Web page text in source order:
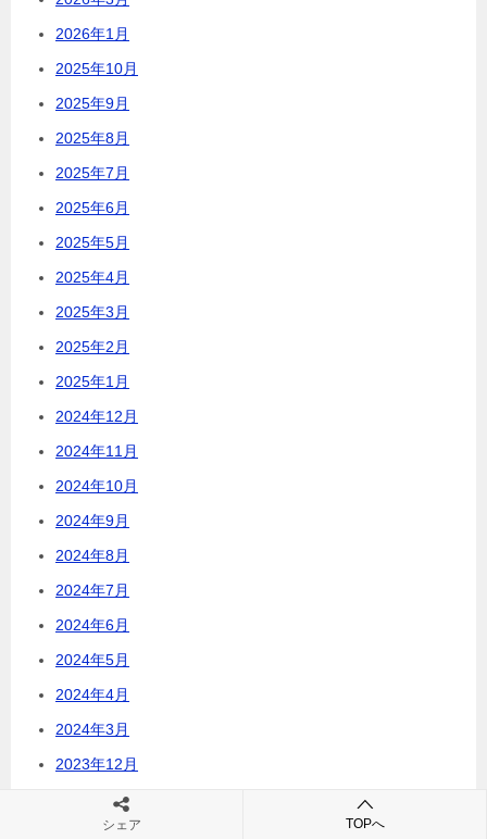
2026年1月
2025年10月
2025年9月
2025年8月
2025年7月
2025年6月
2025年5月
2025年4月
2025年3月
2025年2月
2025年1月
2024年12月
2024年11月
2024年10月
2024年9月
2024年8月
2024年7月
2024年6月
2024年5月
2024年4月
2024年3月
2023年12月
2023年7月
2023年4月
シェア TOPへ